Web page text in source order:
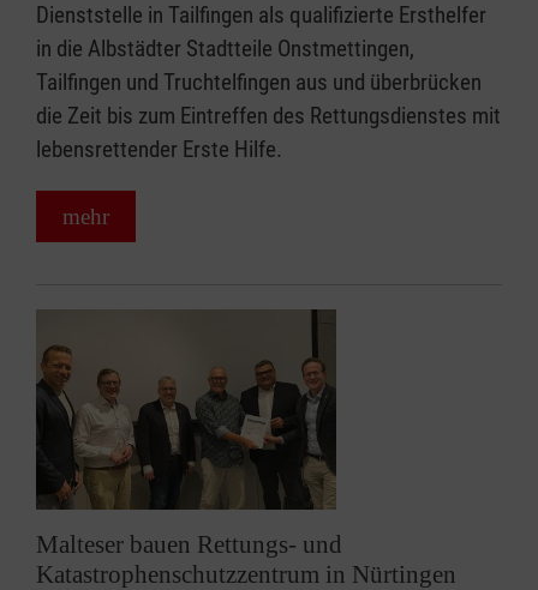
Dienststelle in Tailfingen als qualifizierte Ersthelfer
in die Albstädter Stadtteile Onstmettingen,
Tailfingen und Truchtelfingen aus und überbrücken
die Zeit bis zum Eintreffen des Rettungsdienstes mit
lebensrettender Erste Hilfe.
mehr
Malteser bauen Rettungs- und
Katastrophenschutzzentrum in Nürtingen